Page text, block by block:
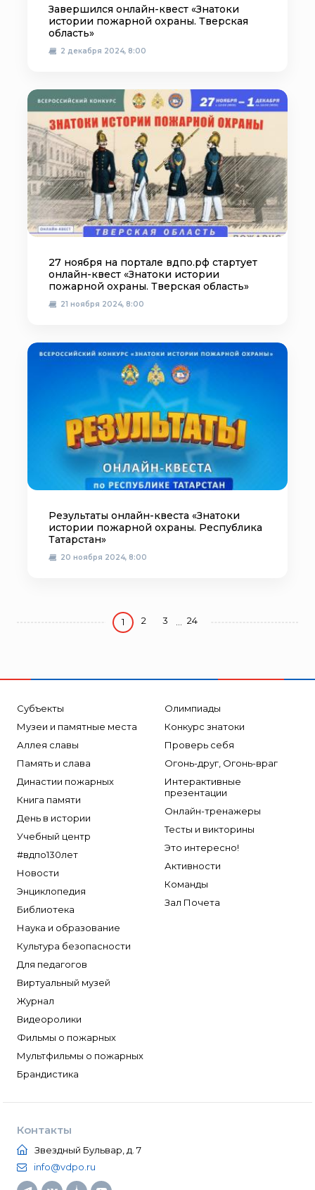
Завершился онлайн-квест «Знатоки
истории пожарной охраны. Тверская
область»
2 декабря 2024, 8:00
27 ноября на портале вдпо.рф стартует
онлайн-квест «Знатоки истории
пожарной охраны. Тверская область»
21 ноября 2024, 8:00
Результаты онлайн-квеста «Знатоки
истории пожарной охраны. Республика
Татарстан»
20 ноября 2024, 8:00
1 2 3 24
Субъекты
Музеи и памятные места
Аллея славы
Память и слава
Династии пожарных
Книга памяти
День в истории
Учебный центр
#вдпо130лет
Новости
Энциклопедия
Библиотека
Наука и образование
Культура безопасности
Для педагогов
Виртуальный музей
Журнал
Видеоролики
Фильмы о пожарных
Мультфильмы о пожарных
Брандистика
Олимпиады
Конкурс знатоки
Проверь себя
Огонь-друг, Огонь-враг
Интерактивные
презентации
Онлайн-тренажеры
Тесты и викторины
Это интересно!
Активности
Команды
Зал Почета
Контакты
Звездный Бульвар, д. 7
info@vdpo.ru